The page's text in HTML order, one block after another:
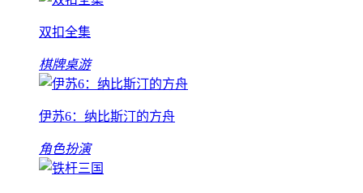
双扣全集
棋牌桌游
伊苏6：纳比斯汀的方舟
角色扮演